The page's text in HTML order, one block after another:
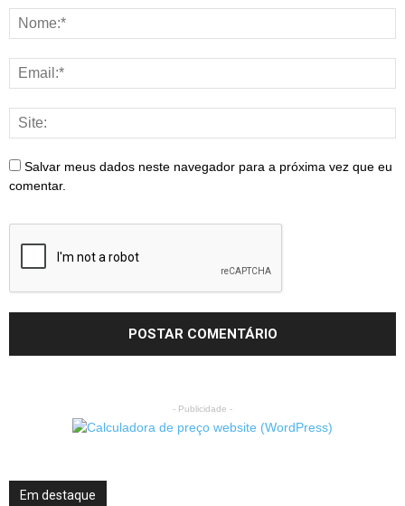
Salvar meus dados neste navegador para a próxima vez que eu
comentar.
- Publicidade -
Em destaque